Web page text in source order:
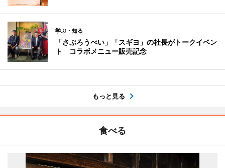
学ぶ・知る
「さぶろうべい」「スギヨ」の社長がトークイベン
ト コラボメニュー販売記念
もっと見る
食べる